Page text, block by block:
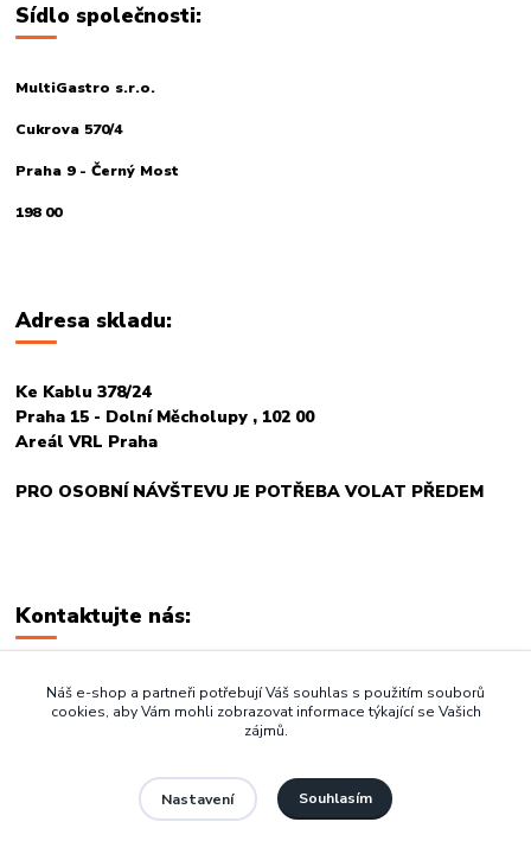
Sídlo společnosti:
MultiGastro s.r.o.
Cukrova 570/4
Praha 9 - Černý Most
198 00
Adresa skladu:
Ke Kablu 378/24
Praha 15 - Dolní Měcholupy , 102 00
Areál VRL Praha
PRO OSOBNÍ NÁVŠTEVU JE POTŘEBA VOLAT PŘEDEM
Kontaktujte nás:
+420 774 678 717
Náš e-shop a partneři potřebují Váš souhlas s použitím souborů
cookies, aby Vám mohli zobrazovat informace týkající se Vašich
zájmů.
Nastavení Souhlasím